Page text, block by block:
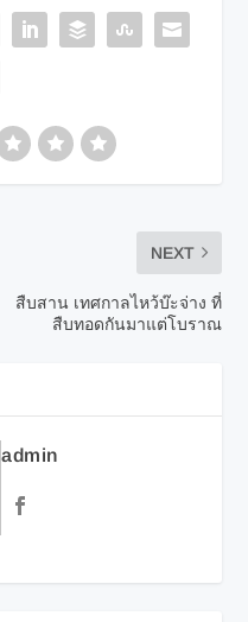
NEXT
สืบสาน เทศกาลไหว้บ๊ะจ่าง ที่
สืบทอดกันมาแต่โบราณ
admin